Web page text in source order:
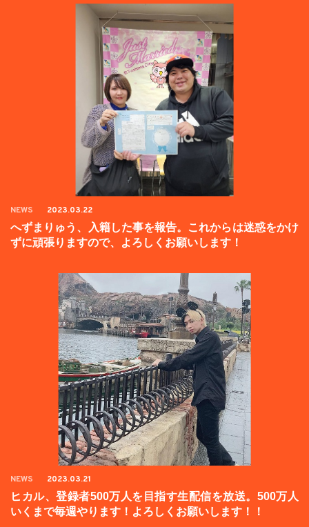
NEWS 2023.03.22
へずまりゅう、入籍した事を報告。これからは迷惑をかけ
ずに頑張りますので、よろしくお願いします！
NEWS 2023.03.21
ヒカル、登録者500万人を目指す生配信を放送。500万人
いくまで毎週やります！よろしくお願いします！！